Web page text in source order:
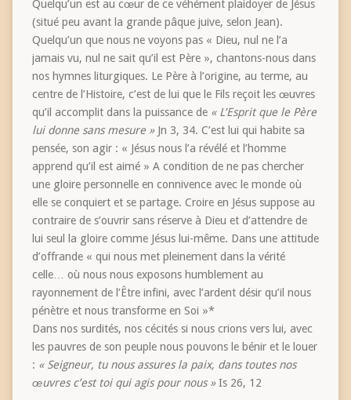
Quelqu’un est au cœur de ce véhément plaidoyer de Jésus
(situé peu avant la grande pâque juive, selon Jean).
Quelqu’un que nous ne voyons pas « Dieu, nul ne l’a
jamais vu, nul ne sait qu’il est Père », chantons-nous dans
nos hymnes liturgiques. Le Père à l’origine, au terme, au
centre de l’Histoire, c’est de lui que le Fils reçoit les œuvres
qu’il accomplit dans la puissance de« L’Esprit que le Père
lui donne sans mesure »Jn 3, 34. C’est lui qui habite sa
pensée, son agir : « Jésus nous l’a révélé et l’homme
apprend qu’il est aimé » A condition de ne pas chercher
une gloire personnelle en connivence avec le monde où
elle se conquiert et se partage. Croire en Jésus suppose au
contraire de s’ouvrir sans réserve à Dieu et d’attendre de
lui seul la gloire comme Jésus lui-même. Dans une attitude
d’offrande « qui nous met pleinement dans la vérité
celle… où nous nous exposons humblement au
rayonnement de l’Être infini, avec l’ardent désir qu’il nous
pénètre et nous transforme en Soi »*
Dans nos surdités, nos cécités si nous crions vers lui, avec
les pauvres de son peuple nous pouvons le bénir et le louer
: « Seigneur, tu nous assures la paix, dans toutes nos
œuvres c’est toi qui agis pour nous »Is 26, 12